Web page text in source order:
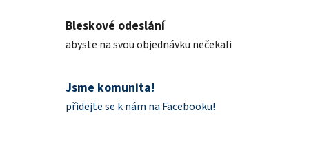
Bleskové odeslání
abyste na svou objednávku nečekali
Jsme komunita!
přidejte se k nám na Facebooku!